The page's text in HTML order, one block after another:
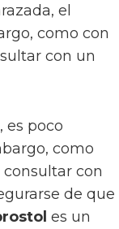
el
como con
con un
es poco
como
con
de que
es un